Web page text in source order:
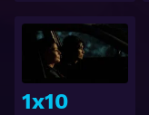
1x10